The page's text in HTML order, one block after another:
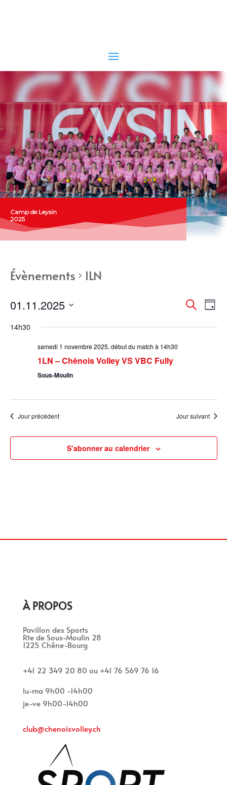
Camp de Leysin
2025
Évènements 1LN
Recherche
de
Jour
01.11.2025
une
14h30
samedi 1 novembre 2025, début du match à 14h30
1LN – Chênois Volley VS VBC Fully
Sous-Moulin
Jour précédent Jour suivant
S’abonner au calendrier
À PROPOS
Pavillon des Sports
Rte de Sous-Moulin 28
1225 Chêne-Bourg
+41 22 349 20 80 ou +41 76 569 76 16
lu-ma 9h00 -14h00
je-ve 9h00-14h00
club@chenoisvolley.ch